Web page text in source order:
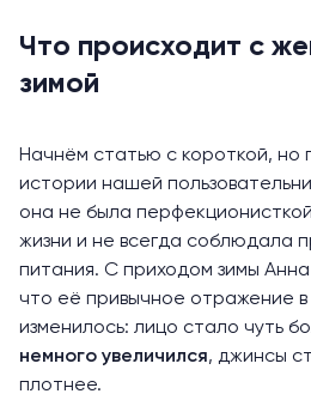
Что происходит с
зимой
Начнём статью с короткой, но
истории нашей
она не была
жизни и не всегда соблюдала
питания. С приходом зимы
что её привычное отражение в
изменилось: лицо стало чуть
немного увеличился, джинсы
плотнее.